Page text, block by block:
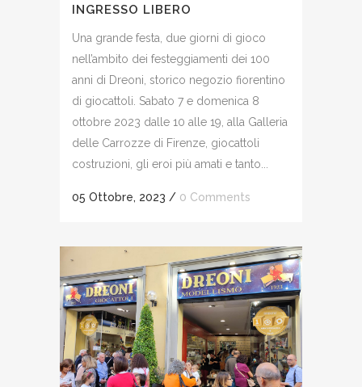
INGRESSO LIBERO
Una grande festa, due giorni di gioco
nell’ambito dei festeggiamenti dei 100
anni di Dreoni, storico negozio fiorentino
di giocattoli. Sabato 7 e domenica 8
ottobre 2023 dalle 10 alle 19, alla Galleria
delle Carrozze di Firenze, giocattoli
costruzioni, gli eroi più amati e tanto...
05 Ottobre, 2023 / 0 Comments